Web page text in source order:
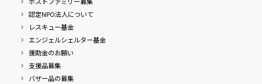
認定NPO法人について
レスキュー基金
エンジェルシェルター基金
援助金のお願い
支援品募集
バザー品の募集